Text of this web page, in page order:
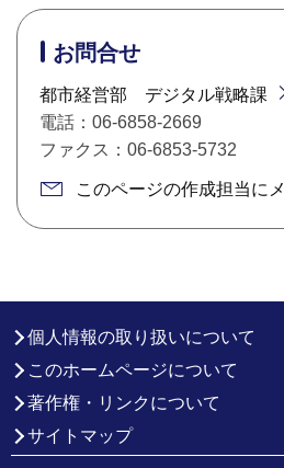
お問合せ
都市経営部 デジタル戦略課
電話：06-6858-2669
ファクス：06-6853-5732
このページの作成担当に
個人情報の取り扱いについて
このホームページについて
著作権・リンクについて
サイトマップ